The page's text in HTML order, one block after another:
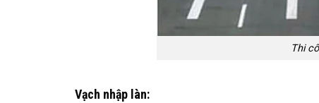
Thi
Vạch nhập làn: